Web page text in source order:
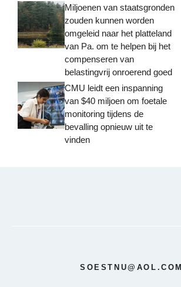
Miljoenen van staatsgronden
zouden kunnen worden
omgeleid naar het platteland
van Pa. om te helpen bij het
compenseren van
belastingvrij onroerend goed
CMU leidt een inspanning
van $40 miljoen om foetale
monitoring tijdens de
bevalling opnieuw uit te
vinden
SOESTNU@AOL.COM